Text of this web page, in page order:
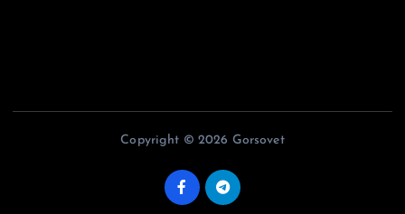
Copyright © 2026 Gorsovet